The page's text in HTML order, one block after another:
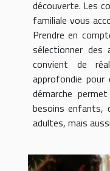
découverte. Les
familiale vous
Prendre en
sélectionner des
convient de
approfondie pour
démarche
besoins enfants,
adultes, mais